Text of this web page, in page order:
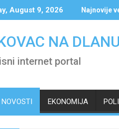
August 9, 2026 Najnovije
NA DLANU
internet portal
NOVOSTI EKONOMIJA